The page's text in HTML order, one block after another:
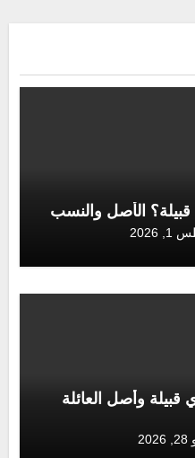
الأصل والنسب
وأصل العائلة